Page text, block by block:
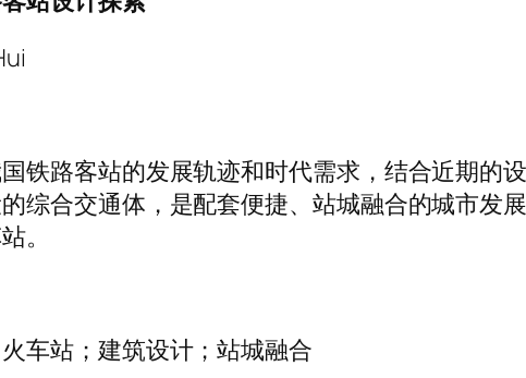
铁路客站的发展轨迹和时代需求，结合近期的
综合交通体，是配套便捷、站城融合的城市发
。
车站；建筑设计；站城融合